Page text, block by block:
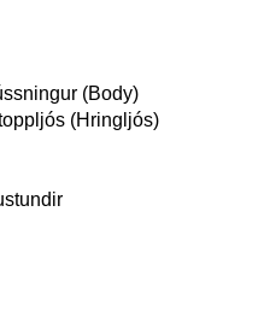
(Body)
(Hringljós)